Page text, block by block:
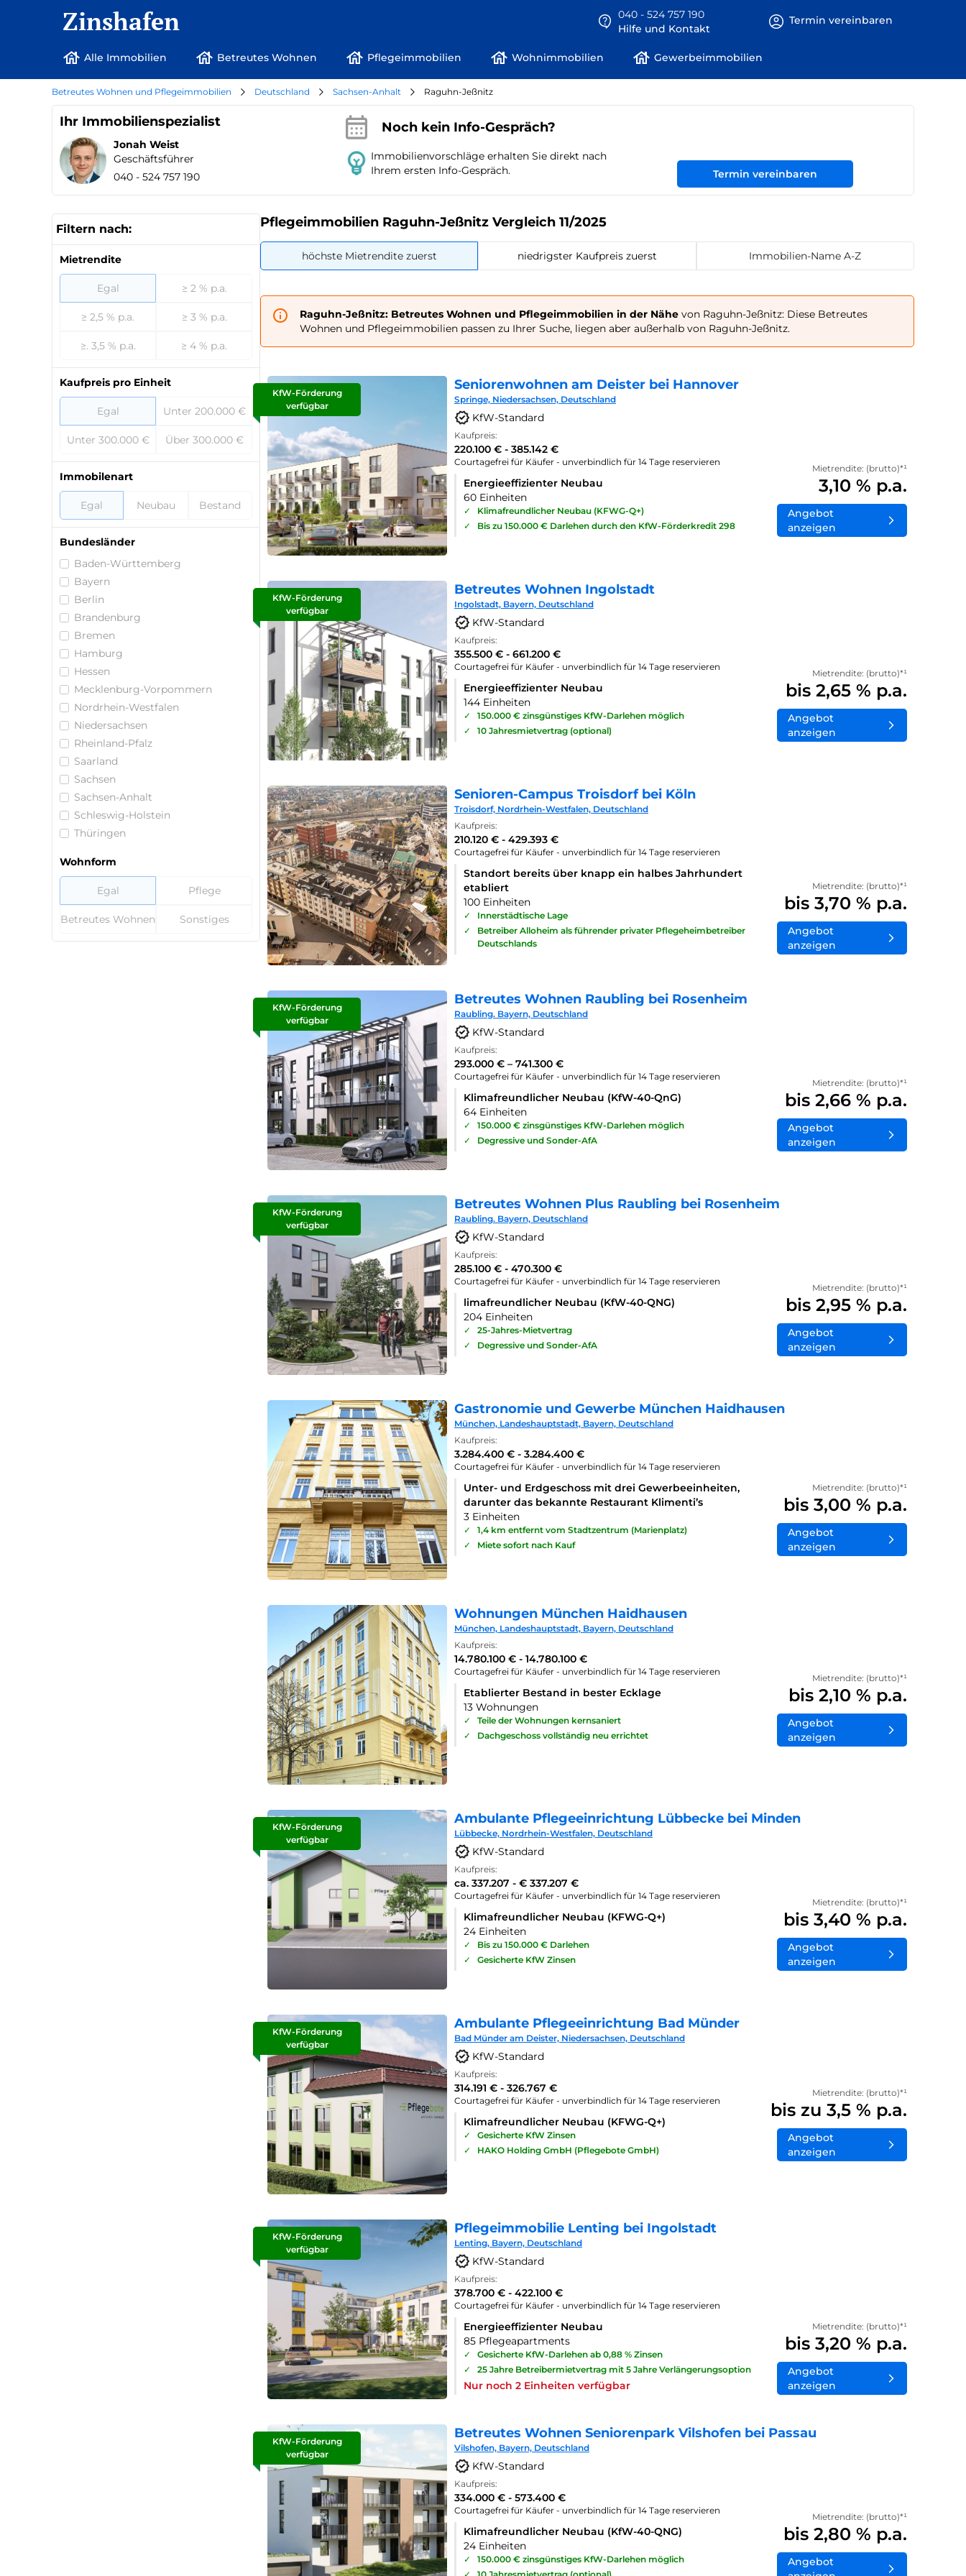
Zinshafen
040 - 524 757 190
Hilfe und Kontakt
Termin vereinbaren
Alle Immobilien Betreutes Wohnen Pflegeimmobilien Wohnimmobilien Gewerbeimmobilien
Betreutes Wohnen und Pflegeimmobilien Deutschland Sachsen-Anhalt Raguhn-Jeßnitz
Ihr Immobilienspezialist
Jonah Weist
Geschäftsführer
040 - 524 757 190
Noch kein Info-Gespräch?
Immobilienvorschläge erhalten Sie direkt nach
Ihrem ersten Info-Gespräch.
Termin vereinbaren
Filtern nach:
Mietrendite
Egal ≥ 2 % p.a.
≥ 2,5 % p.a. ≥ 3 % p.a.
≥. 3,5 % p.a. ≥ 4 % p.a.
Kaufpreis pro Einheit
Egal Unter 200.000 €
Unter 300.000 € Über 300.000 €
Immobilenart
Egal Neubau Bestand
Bundesländer
Baden-Württemberg
Bayern
Berlin
Brandenburg
Bremen
Hamburg
Hessen
Mecklenburg-Vorpommern
Nordrhein-Westfalen
Niedersachsen
Rheinland-Pfalz
Saarland
Sachsen
Sachsen-Anhalt
Schleswig-Holstein
Thüringen
Wohnform
Egal Pflege
Betreutes Wohnen Sonstiges
Pflegeimmobilien Raguhn-Jeßnitz Vergleich 11/2025
höchste Mietrendite zuerst niedrigster Kaufpreis zuerst Immobilien-Name A-Z
Raguhn-Jeßnitz: Betreutes Wohnen und Pflegeimmobilien in der Nähe von Raguhn-Jeßnitz: Diese Betreutes
Wohnen und Pflegeimmobilien passen zu Ihrer Suche, liegen aber außerhalb von Raguhn-Jeßnitz.
KfW-Förderung
verfügbar
Seniorenwohnen am Deister bei Hannover
Springe, Niedersachsen, Deutschland
KfW-Standard
Kaufpreis:
220.100 € - 385.142 €
Courtagefrei für Käufer - unverbindlich für 14 Tage reservieren
Energieeffizienter Neubau
60 Einheiten
✓
Klimafreundlicher Neubau (KFWG-Q+)
✓
Bis zu 150.000 € Darlehen durch den KfW-Förderkredit 298
Mietrendite: (brutto)*¹
3,10 % p.a.
Angebot
anzeigen
KfW-Förderung
verfügbar
Betreutes Wohnen Ingolstadt
Ingolstadt, Bayern, Deutschland
KfW-Standard
Kaufpreis:
355.500 € - 661.200 €
Courtagefrei für Käufer - unverbindlich für 14 Tage reservieren
Energieeffizienter Neubau
144 Einheiten
✓
150.000 € zinsgünstiges KfW-Darlehen möglich
✓
10 Jahresmietvertrag (optional)
Mietrendite: (brutto)*¹
bis 2,65 % p.a.
Angebot
anzeigen
Senioren-Campus Troisdorf bei Köln
Troisdorf, Nordrhein-Westfalen, Deutschland
Kaufpreis:
210.120 € - 429.393 €
Courtagefrei für Käufer - unverbindlich für 14 Tage reservieren
Standort bereits über knapp ein halbes Jahrhundert
etabliert
100 Einheiten
✓
Innerstädtische Lage
✓
Betreiber Alloheim als führender privater Pflegeheimbetreiber
Deutschlands
Mietrendite: (brutto)*¹
bis 3,70 % p.a.
Angebot
anzeigen
KfW-Förderung
verfügbar
Betreutes Wohnen Raubling bei Rosenheim
Raubling. Bayern, Deutschland
KfW-Standard
Kaufpreis:
293.000 € – 741.300 €
Courtagefrei für Käufer - unverbindlich für 14 Tage reservieren
Klimafreundlicher Neubau (KfW-40-QnG)
64 Einheiten
✓
150.000 € zinsgünstiges KfW-Darlehen möglich
✓
Degressive und Sonder-AfA
Mietrendite: (brutto)*¹
bis 2,66 % p.a.
Angebot
anzeigen
KfW-Förderung
verfügbar
Betreutes Wohnen Plus Raubling bei Rosenheim
Raubling. Bayern, Deutschland
KfW-Standard
Kaufpreis:
285.100 € - 470.300 €
Courtagefrei für Käufer - unverbindlich für 14 Tage reservieren
limafreundlicher Neubau (KfW-40-QNG)
204 Einheiten
✓
25-Jahres-Mietvertrag
✓
Degressive und Sonder-AfA
Mietrendite: (brutto)*¹
bis 2,95 % p.a.
Angebot
anzeigen
Gastronomie und Gewerbe München Haidhausen
München, Landeshauptstadt, Bayern, Deutschland
Kaufpreis:
3.284.400 € - 3.284.400 €
Courtagefrei für Käufer - unverbindlich für 14 Tage reservieren
Unter- und Erdgeschoss mit drei Gewerbeeinheiten,
darunter das bekannte Restaurant Klimenti’s
3 Einheiten
✓
1,4 km entfernt vom Stadtzentrum (Marienplatz)
✓
Miete sofort nach Kauf
Mietrendite: (brutto)*¹
bis 3,00 % p.a.
Angebot
anzeigen
Wohnungen München Haidhausen
München, Landeshauptstadt, Bayern, Deutschland
Kaufpreis:
14.780.100 € - 14.780.100 €
Courtagefrei für Käufer - unverbindlich für 14 Tage reservieren
Etablierter Bestand in bester Ecklage
13 Wohnungen
✓
Teile der Wohnungen kernsaniert
✓
Dachgeschoss vollständig neu errichtet
Mietrendite: (brutto)*¹
bis 2,10 % p.a.
Angebot
anzeigen
KfW-Förderung
verfügbar
Ambulante Pflegeeinrichtung Lübbecke bei Minden
Lübbecke, Nordrhein-Westfalen, Deutschland
KfW-Standard
Kaufpreis:
ca. 337.207 - € 337.207 €
Courtagefrei für Käufer - unverbindlich für 14 Tage reservieren
Klimafreundlicher Neubau (KFWG-Q+)
24 Einheiten
✓
Bis zu 150.000 € Darlehen
✓
Gesicherte KfW Zinsen
Mietrendite: (brutto)*¹
bis 3,40 % p.a.
Angebot
anzeigen
KfW-Förderung
verfügbar
Ambulante Pflegeeinrichtung Bad Münder
Bad Münder am Deister, Niedersachsen, Deutschland
KfW-Standard
Kaufpreis:
314.191 € - 326.767 €
Courtagefrei für Käufer - unverbindlich für 14 Tage reservieren
Klimafreundlicher Neubau (KFWG-Q+)
✓
Gesicherte KfW Zinsen
✓
HAKO Holding GmbH (Pflegebote GmbH)
Mietrendite: (brutto)*¹
bis zu 3,5 % p.a.
Angebot
anzeigen
KfW-Förderung
verfügbar
Pflegeimmobilie Lenting bei Ingolstadt
Lenting, Bayern, Deutschland
KfW-Standard
Kaufpreis:
378.700 € - 422.100 €
Courtagefrei für Käufer - unverbindlich für 14 Tage reservieren
Energieeffizienter Neubau
85 Pflegeapartments
✓
Gesicherte KfW-Darlehen ab 0,88 % Zinsen
✓
25 Jahre Betreibermietvertrag mit 5 Jahre Verlängerungsoption
Nur noch 2 Einheiten verfügbar
Mietrendite: (brutto)*¹
bis 3,20 % p.a.
Angebot
anzeigen
KfW-Förderung
verfügbar
Betreutes Wohnen Seniorenpark Vilshofen bei Passau
Vilshofen, Bayern, Deutschland
KfW-Standard
Kaufpreis:
334.000 € - 573.400 €
Courtagefrei für Käufer - unverbindlich für 14 Tage reservieren
Klimafreundlicher Neubau (KfW-40-QNG)
24 Einheiten
✓
150.000 € zinsgünstiges KfW-Darlehen möglich
Mietrendite: (brutto)*¹
bis 2,80 % p.a.
Angebot